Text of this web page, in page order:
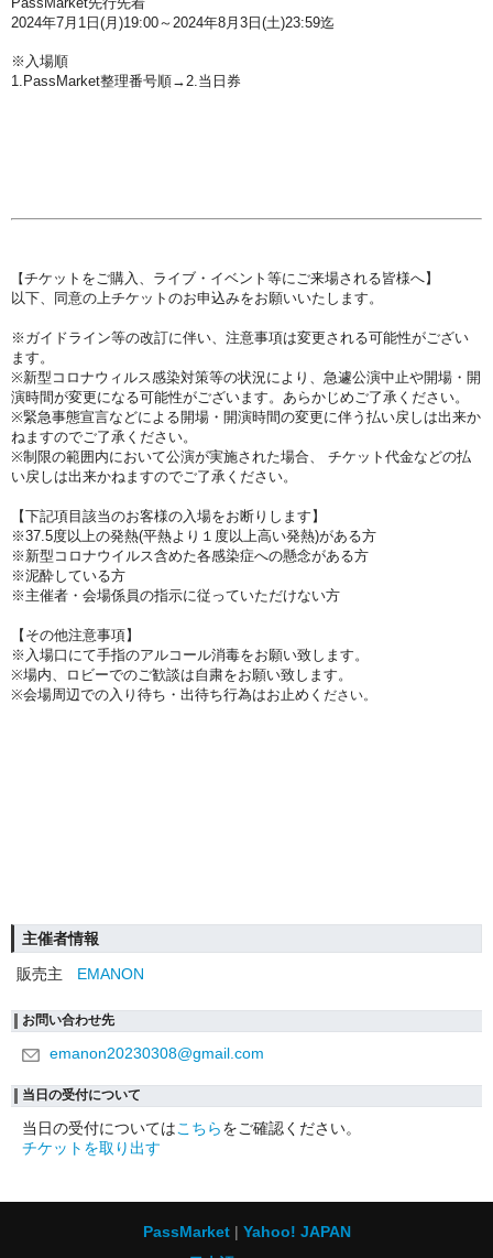
2024年7月1日(月 )19:00～2024年8月3日(土)23:59迄
※入場順
1.PassMarket整理番号順→2.当日券
【チケットをご購入、ライブ・イベント等にご来場される皆様へ】
以下、同意の上チケットのお申込みをお願いいたします。
※ガイドライン等の改訂に伴い、注意事項は変更される可能性がござい
ます。
※新型コロナウィルス感染対策等の状況により、急遽公演中止や開場・開
演時間が変更になる可能性がございます。あらかじめご了承ください。
※緊急事態宣言などによる開場・開演時間の変更に伴う払い戻しは出来か
ねますのでご了承ください。
※制限の範囲内において公演が実施された場合、 チケット代金などの払
い戻しは出来かねますのでご了承ください。
【下記項目該当のお客様の入場をお断りします】
※37.5度以上の発熱(平熱より１度以上高い発熱)がある方
※新型コロナウイルス含めた各感染症への懸念がある方
※泥酔している方
※主催者・会場係員の指示に従っていただけない方
【その他注意事項】
※入場口にて手指のアルコール消毒をお願い致します。
※場内、ロビーでのご歓談は自粛をお願い致します。
※会場周辺での入り待ち・出待ち行為はお止めく ださい。
主催者情報
販売主
EMANON
お問い合わせ先
emanon20230308@gmail.com
当日の受付について
当日の受付についてはこちらをご確認ください。
チケットを取り出す
PassMarket
Yahoo! JAPAN